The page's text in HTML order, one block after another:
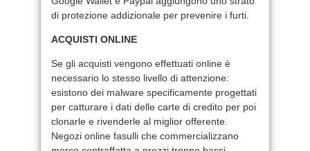
di protezione addizionale per prevenire i furti.
ACQUISTI ONLINE
Se gli acquisti vengono effettuati online è
necessario lo stesso livello di attenzione:
esistono dei malware specificamente progettati
per catturare i dati delle carte di credito per poi
clonarle e rivenderle al miglior offerente.
Negozi online fasulli che commercializzano